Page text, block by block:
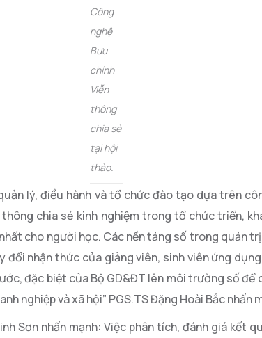
Công
nghệ
Bưu
chính
Viễn
thông
chia sẻ
tại hội
thảo.
lý, điều hành và tổ chức đào tạo dựa trên
chia sẻ kinh nghiệm trong tổ chức triển,
cho người học. Các nền tảng số trong quản
nhận thức của giảng viên, sinh viên ứng
đặc biệt của Bộ GD&ĐT lên môi trường số để
nghiệp và xã hội” PGS.TS Đặng Hoài Bắc nhấn
Sơn nhấn mạnh: Việc phân tích, đánh giá kết